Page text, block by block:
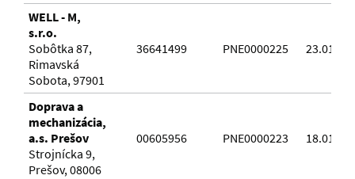
WELL - M,
s.r.o.
Sobôtka 87,
Rimavská
Sobota, 97901
36641499 PNE0000225
Doprava a
mechanizácia,
a.s. Prešov
Strojnícka 9,
Prešov, 08006
00605956 PNE0000223